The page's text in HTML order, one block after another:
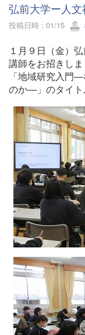
弘前大学ー人
投稿日時 : 01/15
１月９日（金）
講師をお招きしま
「地域研究入門
のか―」のタイト